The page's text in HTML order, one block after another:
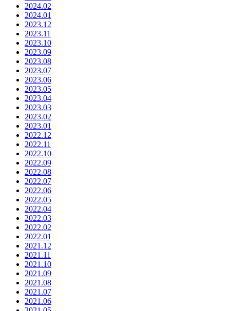
2024.02
2024.01
2023.12
2023.11
2023.10
2023.09
2023.08
2023.07
2023.06
2023.05
2023.04
2023.03
2023.02
2023.01
2022.12
2022.11
2022.10
2022.09
2022.08
2022.07
2022.06
2022.05
2022.04
2022.03
2022.02
2022.01
2021.12
2021.11
2021.10
2021.09
2021.08
2021.07
2021.06